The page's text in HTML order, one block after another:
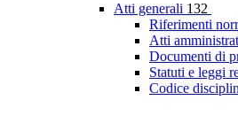
Atti generali 132
Riferimenti
Atti
Documenti di
Statuti e leggi
Codice